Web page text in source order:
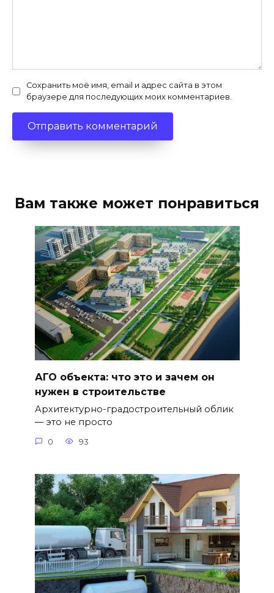
Сохранить моё имя, email и адрес сайта в этом
браузере для последующих моих комментариев.
Вам также может понравиться
АГО объекта: что это и зачем он
нужен в строительстве
Архитектурно-градостроительный облик
— это не просто
0 93